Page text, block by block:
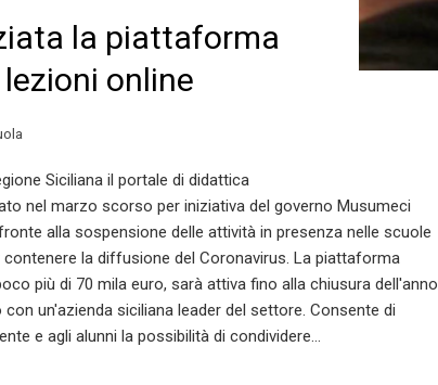
la piattaforma
online
Siciliana il portale di didattica
nel marzo scorso per iniziativa del governo Musumeci
alla sospensione delle attività in presenza nelle scuole
la diffusione del Coronavirus. La piattaforma
più di 70 mila euro, sarà attiva fino alla chiusura dell'anno
un'azienda siciliana leader del settore. Consente di
e agli alunni la possibilità di condividere…